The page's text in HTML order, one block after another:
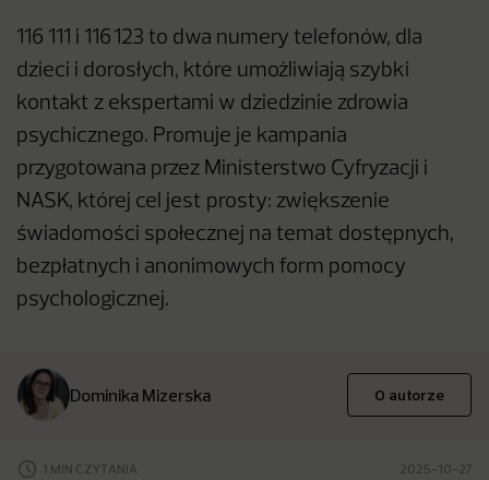
116 111 i 116 123 to dwa numery telefonów, dla
dzieci i dorosłych, które umożliwiają szybki
kontakt z ekspertami w dziedzinie zdrowia
psychicznego. Promuje je kampania
przygotowana przez Ministerstwo Cyfryzacji i
NASK, której cel jest prosty: zwiększenie
świadomości społecznej na temat dostępnych,
bezpłatnych i anonimowych form pomocy
psychologicznej.
Dominika Mizerska O autorze
1 MIN CZYTANIA 2025-10-27